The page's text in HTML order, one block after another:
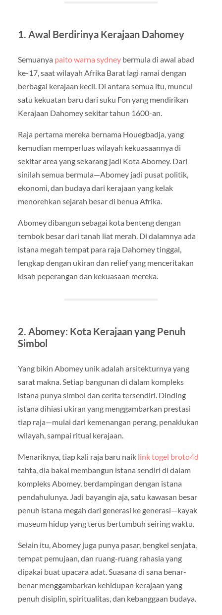
1. Awal Berdirinya Kerajaan Dahomey
Semuanya paito warna sydneybermula di awal abad
ke-17, saat wilayah Afrika Barat lagi ramai dengan
berbagai kerajaan kecil. Di antara semua itu, muncul
satu kekuatan baru dari suku Fon yang mendirikan
Kerajaan Dahomey sekitar tahun 1600-an.
Raja pertama mereka bernama Houegbadja, yang
kemudian memperluas wilayah kekuasaannya di
sekitar area yang sekarang jadi Kota Abomey. Dari
sinilah semua bermula—Abomey jadi pusat politik,
ekonomi, dan budaya dari kerajaan yang kelak
menorehkan sejarah besar di benua Afrika.
Abomey dibangun sebagai kota benteng dengan
tembok besar dari tanah liat merah. Di dalamnya ada
istana megah tempat para raja Dahomey tinggal,
lengkap dengan ukiran dan relief yang menceritakan
kisah peperangan dan kekuasaan mereka.
2. Abomey: Kota Kerajaan yang Penuh
Simbol
Yang bikin Abomey unik adalah arsitekturnya yang
sarat makna. Setiap bangunan di dalam kompleks
istana punya simbol dan cerita tersendiri. Dinding
istana dihiasi ukiran yang menggambarkan prestasi
tiap raja—mulai dari kemenangan perang, penaklukan
wilayah, sampai ritual kerajaan.
Menariknya, tiap kali raja baru naik link togel broto4d
tahta, dia bakal membangun istana sendiri di dalam
kompleks Abomey, berdampingan dengan istana
pendahulunya. Jadi bayangin aja, satu kawasan besar
penuh istana megah dari generasi ke generasi—kayak
museum hidup yang terus bertumbuh seiring waktu.
Selain itu, Abomey juga punya pasar, bengkel senjata,
tempat pemujaan, dan ruang-ruang rahasia yang
dipakai buat upacara adat. Suasana di sana benar-
benar menggambarkan kehidupan kerajaan yang
penuh disiplin, spiritualitas, dan kebanggaan budaya.